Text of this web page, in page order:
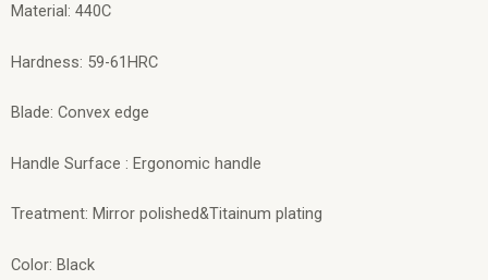
Material: 440C
Hardness: 59-61HRC
Blade: Convex edge
Handle Surface : Ergonomic handle
Treatment: Mirror polished&Titainum plating
Color: Black